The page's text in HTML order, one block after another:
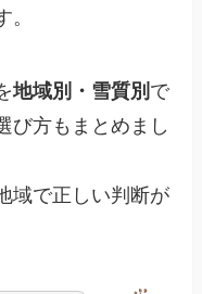
地域別・雪質別 で
び方もまとめまし
域で正しい判断が